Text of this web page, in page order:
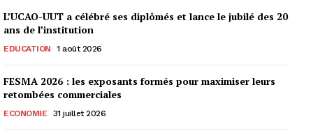
L’UCAO-UUT a célébré ses diplômés et lance le jubilé des 20
ans de l’institution
EDUCATION 1 août 2026
FESMA 2026 : les exposants formés pour maximiser leurs
retombées commerciales
ECONOMIE 31 juillet 2026